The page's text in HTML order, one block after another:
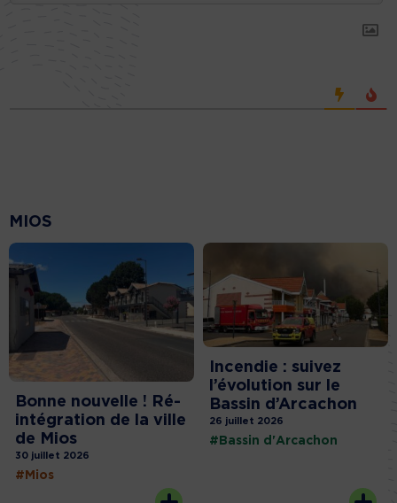
MIOS
Bonne nouvelle ! Ré-
intégration de la ville
de Mios
30 juillet 2026
#Mios
Incendie : suivez
l’évolution sur le
Bassin d’Arcachon
26 juillet 2026
#Bassin d'Arcachon